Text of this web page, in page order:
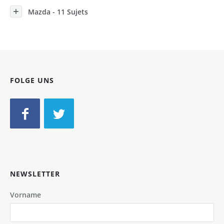
Mazda - 11 Sujets
FOLGE UNS
NEWSLETTER
Vorname